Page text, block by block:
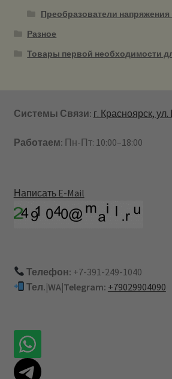
Преобразователи напряжения
Разное
Товары первой необходимости
Системы Связи: г. Красноярск,
Работаем: Пн-Пт: 10:00–18:00
Написать E-Mail
Телефон: +7-391-249-1040
Тел.|WA|Telegram: +79029904090